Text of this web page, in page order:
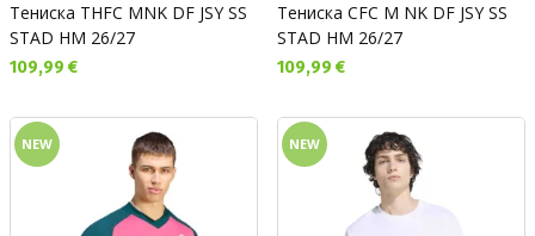
Тениска THFC MNK DF JSY SS
STAD HM 26/27
Текуща цена:
109,99 €
Тениска CFC M NK DF JSY SS
STAD HM 26/27
Текуща цена:
109,99 €
NEW NEW